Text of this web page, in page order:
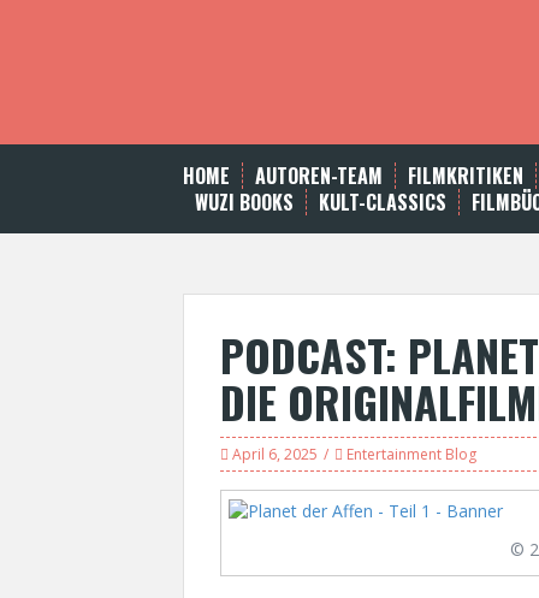
t
HOME AUTOREN-TEAM FILMKRITIKEN
WUZI BOOKS
KULT-CLASSICS
PODCAST:
DIE
April 6, 2025 Entertainment Blog
©